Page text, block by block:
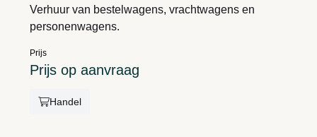
Verhuur van bestelwagens, vrachtwagens en
personenwagens.
Prijs
Prijs op aanvraag
Handel